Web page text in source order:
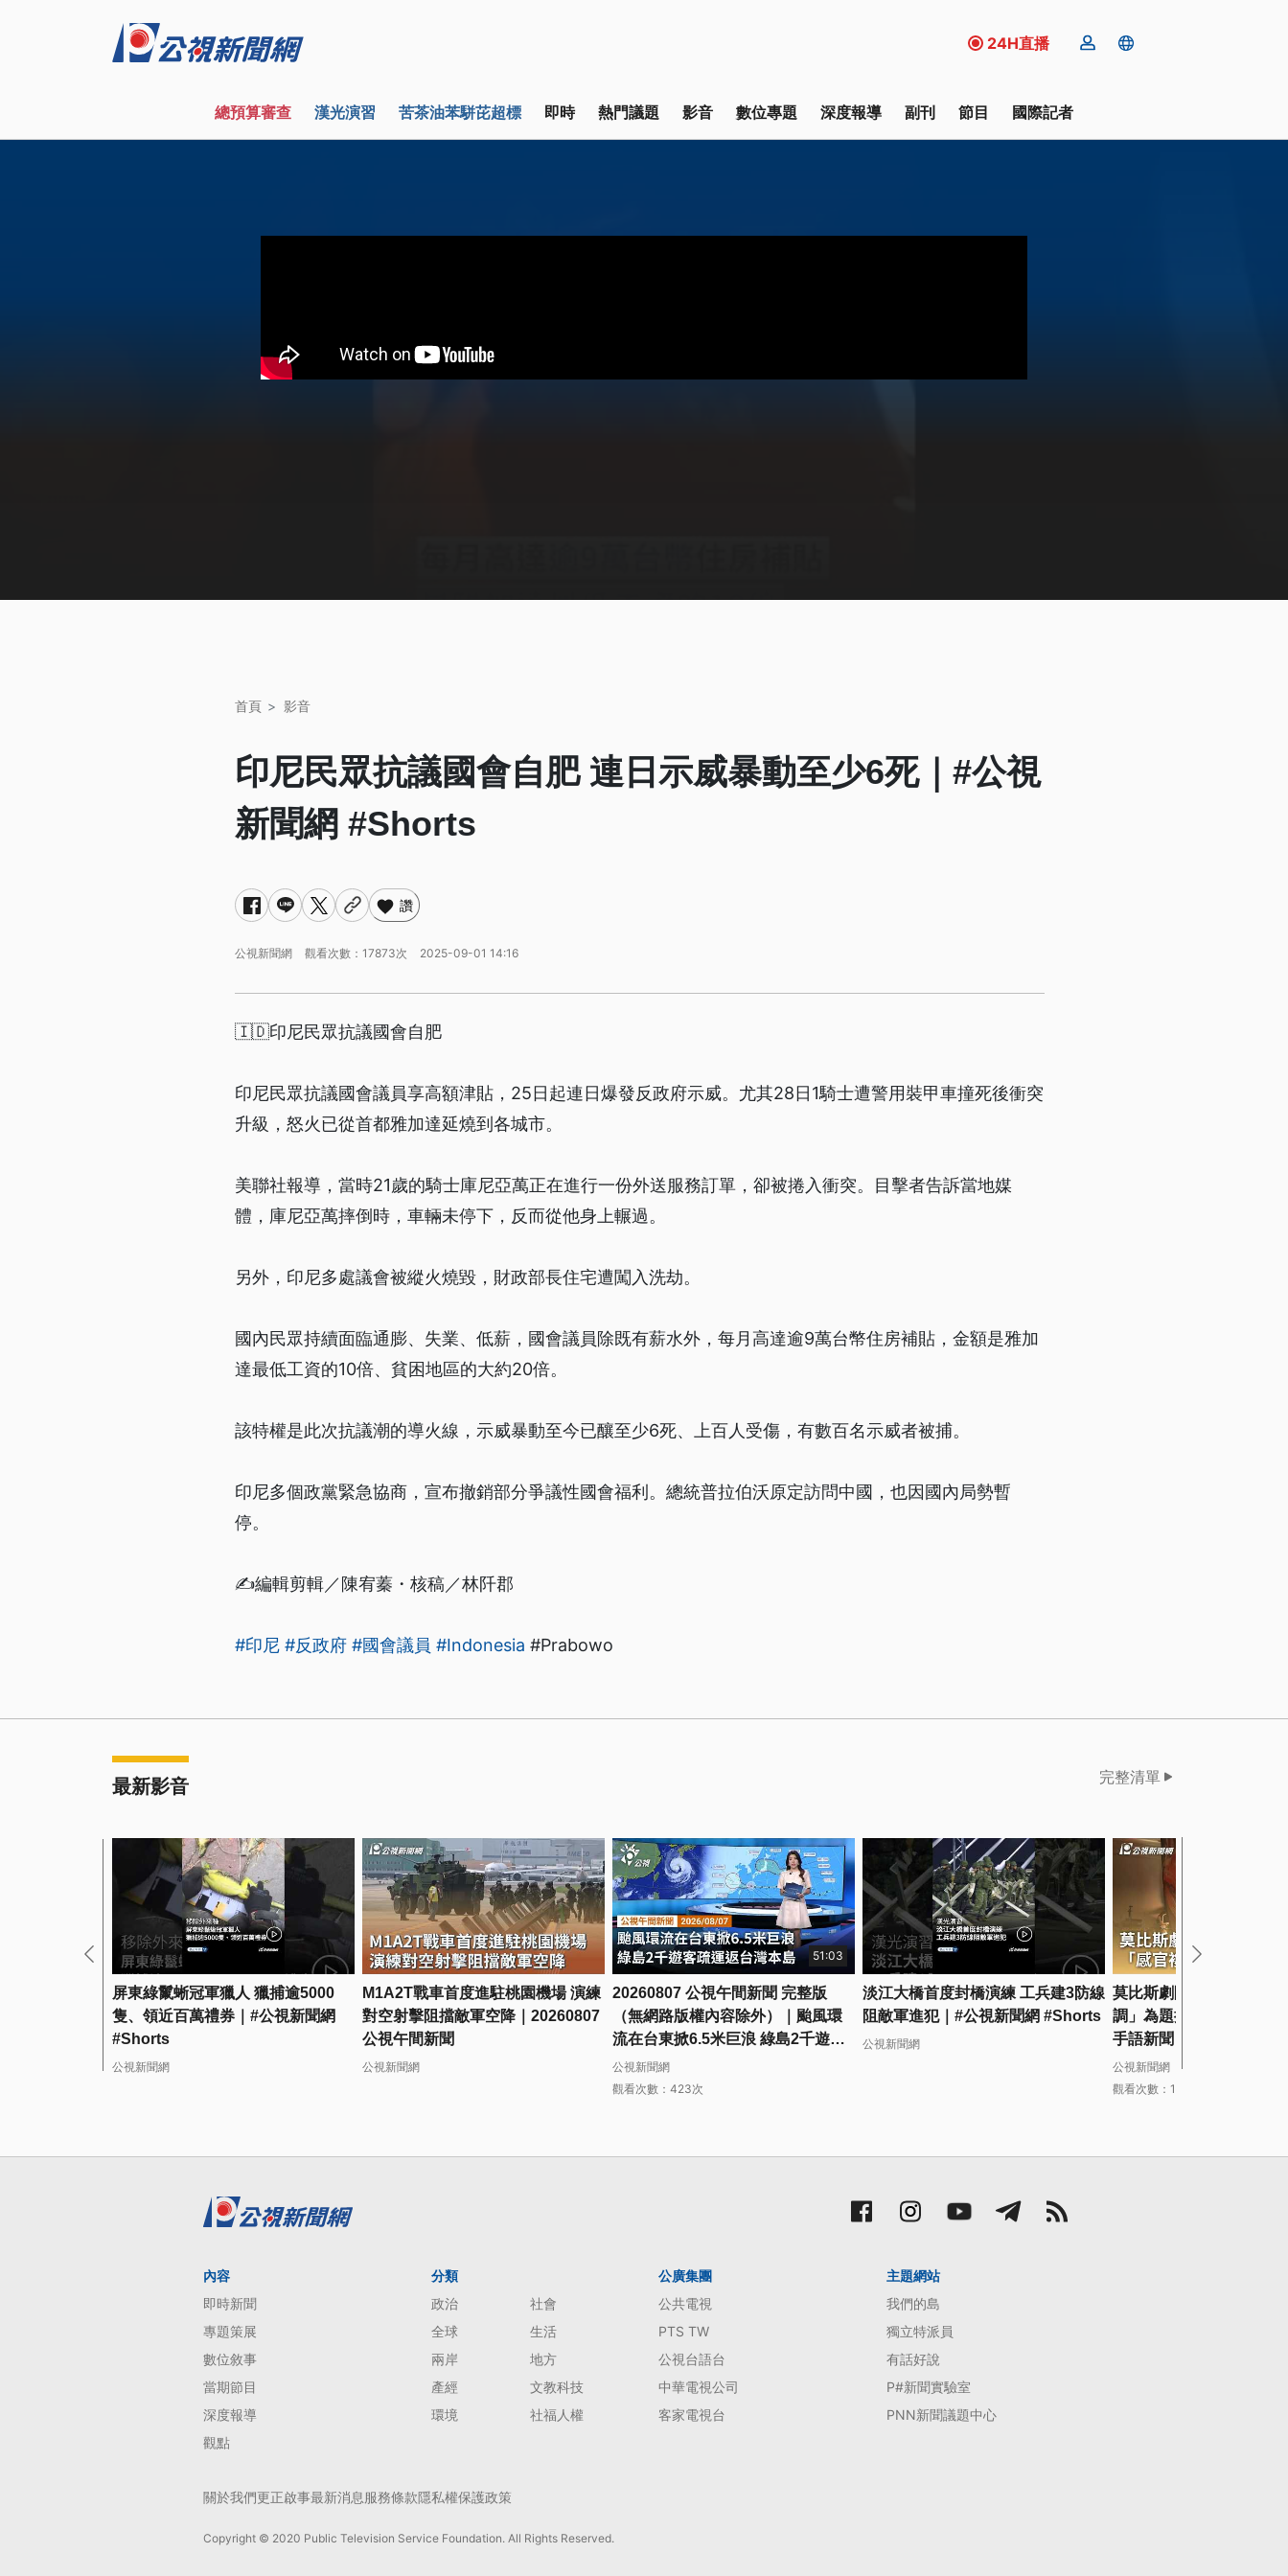
24H直播
總預算審查 漢光演習 苦茶油苯駢芘超標 即時 熱門議題 影音 數位專題 深度報導 副刊 節目 國際記者
首頁 影音
印尼民眾抗議國會自肥 連日示威暴動至少6死｜#公視
新聞網 #Shorts
讚
公視新聞網 觀看次數：17873次 2025-09-01 14:16
🇮🇩印尼民眾抗議國會自肥
印尼民眾抗議國會議員享高額津貼，25日起連日爆發反政府示威。尤其28日1騎士遭警用裝甲車撞死後衝突
升級，怒火已從首都雅加達延燒到各城市。
美聯社報導，當時21歲的騎士庫尼亞萬正在進行一份外送服務訂單，卻被捲入衝突。目擊者告訴當地媒
體，庫尼亞萬摔倒時，車輛未停下，反而從他身上輾過。
另外，印尼多處議會被縱火燒毀，財政部長住宅遭闖入洗劫。
國內民眾持續面臨通膨、失業、低薪，國會議員除既有薪水外，每月高達逾9萬台幣住房補貼，金額是雅加
達最低工資的10倍、貧困地區的大約20倍。
該特權是此次抗議潮的導火線，示威暴動至今已釀至少6死、上百人受傷，有數百名示威者被捕。
印尼多個政黨緊急協商，宣布撤銷部分爭議性國會福利。總統普拉伯沃原定訪問中國，也因國內局勢暫
停。
✍️編輯剪輯／陳宥蓁・核稿／林阡郡
#印尼 #反政府 #國會議員 #Indonesia #Prabowo
最新影音 完整清單
屏東綠鬣蜥冠軍獵人 獵捕逾5000
隻、領近百萬禮券｜#公視新聞網
#Shorts
公視新聞網
M1A2T戰車首度進駐桃園機場 演練
對空射擊阻擋敵軍空降｜20260807
公視午間新聞
公視新聞網
51:03
20260807 公視午間新聞 完整版
（無網路版權內容除外）｜颱風環
流在台東掀6.5米巨浪 綠島2千遊客
疏運返台灣本島
公視新聞網
觀看次數：423次
淡江大橋首度封橋演練 工兵建3防線
阻敵軍進犯｜#公視新聞網 #Shorts
公視新聞網
莫比斯劇團推共融劇場
調」為題推兩作品｜
手語新聞
公視新聞網
觀看次數：12次
內容
即時新聞
專題策展
數位敘事
當期節目
深度報導
觀點
分類
政治
社會
全球
生活
兩岸
地方
產經
文教科技
環境
社福人權
公廣集團
公共電視
PTS TW
公視台語台
中華電視公司
客家電視台
主題網站
我們的島
獨立特派員
有話好說
P#新聞實驗室
PNN新聞議題中心
關於我們更正啟事最新消息服務條款隱私權保護政策
Copyright © 2020 Public Television Service Foundation. All Rights Reserved.